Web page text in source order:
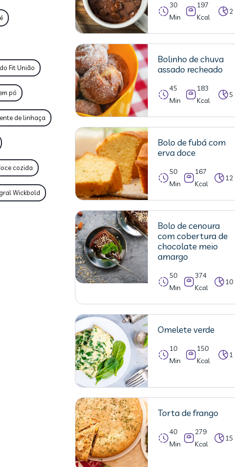
Fit União
pó
de linhaça
cozida
Wickbold
30
Min
197
Kcal
2
Bolinho de chuva
assado recheado
45
Min
183
Kcal
5
Bolo de fubá com
erva doce
50
Min
167
Kcal
12
Bolo de cenoura
com cobertura de
chocolate meio
amargo
50
Min
374
Kcal
10
Omelete verde
10
Min
150
Kcal
1
Torta de frango
40
Min
279
Kcal
15